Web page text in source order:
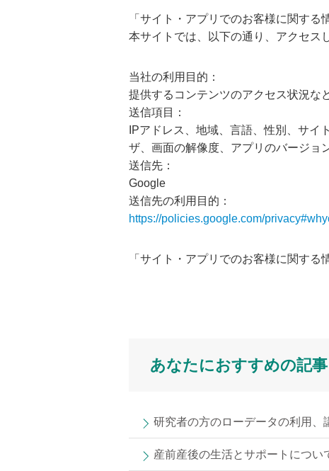
「サイト・アプリでのお客様に関する
本サイトでは、以下の通り、アクセス
当社の利用目的：
提供するコンテンツのアクセス状況な
送信項目：
IPアドレス、地域、言語、性別、サ
ザ、画面の解像度、アプリのバージョ
送信先：
Google
送信先の利用目的：
https://policies.google.com/
「サイト・アプリでのお客様に関する
あなたにおすすめの記事
研究者の方のローデータの利用、
産前産後の生活とサポートについ